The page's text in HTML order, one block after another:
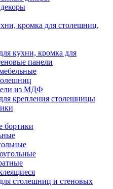
кромка для столешниц,
кухни, кромка для
панели
из МДФ
крепления столешницы
бортики
столешниц и стеновых